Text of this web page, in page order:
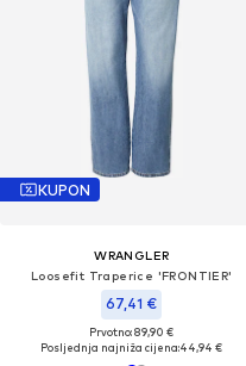
KUPON
WRANGLER
Loosefit Traperice 'FRONTIER'
67,41 €
Prvotno: 89,90 €
Posljednja najniža cijena:44,94 €